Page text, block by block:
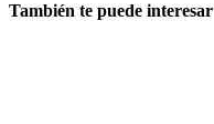
También te puede interesar